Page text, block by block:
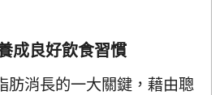
成良好飲食習慣
肪消長的一大關鍵，藉由聰